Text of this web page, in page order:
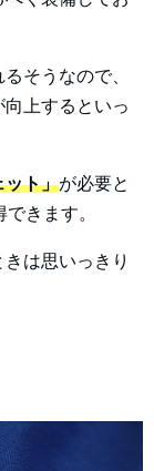
そうなので、
上するといっ
ット」が必要と
きます。
は思いっきり